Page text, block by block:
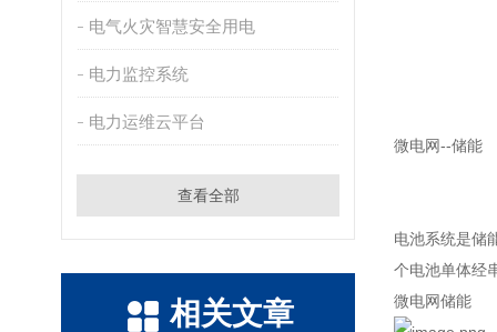
电气火灾智慧安全用电
电力监控系统
电力运维云平台
查看全部
相关文章
微电网--储能
电池系统是储
个电池单体经
微电网储能